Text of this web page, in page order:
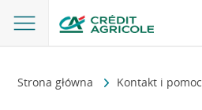
Strona główna Kontakt i pomoc